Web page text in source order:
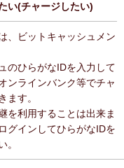
い(チャージしたい)
、ビットキャッシュメン
のひらがなIDを入力して
ンラインバンク等でチャ
ます。
を利用することは出来ま
グインしてひらがなIDを
。